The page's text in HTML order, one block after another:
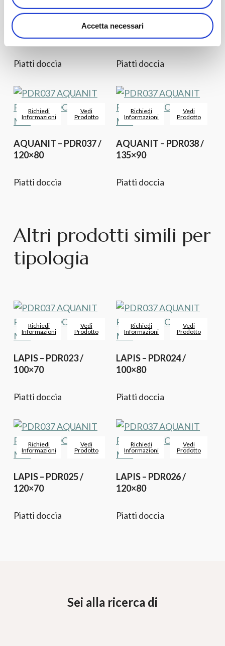
Accetta necessari
AQUANIT – PDR035 /
80×120
Piatti doccia
AQUANIT – PDR036 /
90×135
Piatti doccia
Richiedi
Informazioni
Vedi
Prodotto
AQUANIT – PDR037 /
120×80
Piatti doccia
Richiedi
Informazioni
Vedi
Prodotto
AQUANIT – PDR038 /
135×90
Piatti doccia
Altri prodotti simili per
tipologia
Richiedi
Informazioni
Vedi
Prodotto
LAPIS – PDR023 /
100×70
Piatti doccia
Richiedi
Informazioni
Vedi
Prodotto
LAPIS – PDR024 /
100×80
Piatti doccia
Richiedi
Informazioni
Vedi
Prodotto
LAPIS – PDR025 /
120×70
Piatti doccia
Richiedi
Informazioni
Vedi
Prodotto
LAPIS – PDR026 /
120×80
Piatti doccia
Sei alla ricerca di